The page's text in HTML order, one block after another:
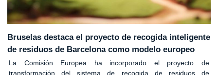
Bruselas destaca el proyecto de recogida inteligente
de residuos de Barcelona como modelo europeo
La Comisión Europea ha incorporado el proyecto de
transformación del sistema de recogida de residuos de